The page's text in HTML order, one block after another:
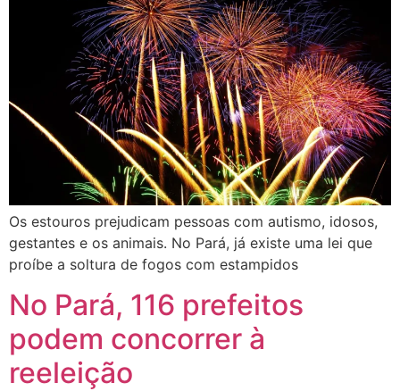
Os estouros prejudicam pessoas com autismo, idosos,
gestantes e os animais. No Pará, já existe uma lei que
proíbe a soltura de fogos com estampidos
No Pará, 116 prefeitos
podem concorrer à
reeleição